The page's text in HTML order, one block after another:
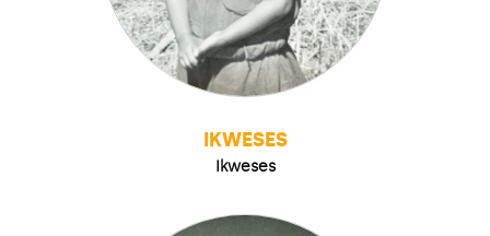
IKWESES
Ikweses